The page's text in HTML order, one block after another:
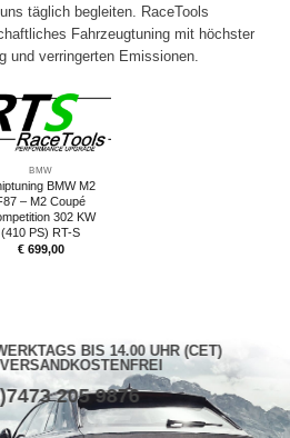
täglich begleiten. RaceTools
Fahrzeugtuning mit höchster
und verringerten Emissionen.
BMW
BMW M2
– M2 Coupé
302 KW
(410 PS) RT-S
€699,00
BIS 14.00 UHR (CET)
VERSANDKOSTENFREI
205 9876